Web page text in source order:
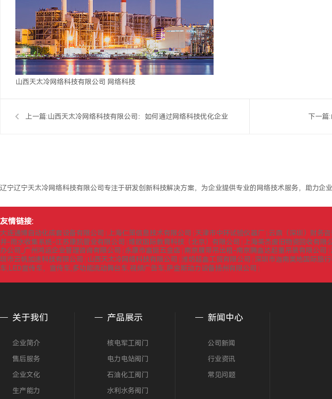
山西天太冷网络科技有限公司 网络科技
上一篇:山西天太冷网络科技有限公司：如何通过网络科技优化企业 下一篇:
辽宁辽宁天太冷网络科技有限公司专注于研发创新科技解决方案，为企业提供专业的网络技术服务，助力企业
友情链接:
大连通博自动化成套设备有限公司 上海仁策信息技术有限公司 天津市中环试验仪器厂 云鼎（深圳）财务
井-雨水收集系统-江苏康凯管业有限公司 维欧国际教育科技（北京）有限公司 上海英杰废旧物资回收有限
办公司_广州鸿运企业管理咨询有限公司
永康市富挺五金店 南京履带吊出租-南京腾鑫达起重吊装有限公司
圳市云帆加速科技有限公司
山西天太冷网络科技有限公司 潍坊超鑫工贸有限公司 深圳市迦南美地国际旅行
车,LED宣传车，宣传车,多功能流动舞台车,视频广告车,萨金斯动力设备扬州有限公司
关于我们
企业简介
售后服务
企业文化
生产能力
产品展示
核电军工阀门
电力电站阀门
石油化工阀门
水利水务阀门
新闻中心
公司新闻
行业资讯
常见问题